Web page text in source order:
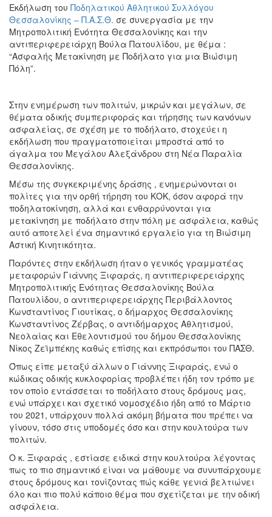
Εκδήλωση του Ποδηλατικού Αθλητικού Συλλόγου
Θεσσαλονίκης – Π.Α.Σ.Θ. σε συνεργασία με την
Μητροπολιτική Ενότητα Θεσσαλονίκης και την
αντιπεριφερειάρχη Βούλα Πατουλίδου, με θέμα :
“Ασφαλής Μετακίνηση με Ποδήλατο για μια Βιώσιμη
Πόλη”.
Στην ενημέρωση των πολιτών, μικρών και μεγάλων, σε
θέματα οδικής συμπεριφοράς και τήρησης των κανόνων
ασφαλείας, σε σχέση με το ποδήλατο, στοχεύει η
εκδήλωση που πραγματοποιείται μπροστά από το
άγαλμα του Μεγάλου Αλεξάνδρου στη Νέα Παραλία
Θεσσαλονίκης.
Μέσω της συγκεκριμένης δράσης , ενημερώνονται οι
πολίτες για την ορθή τήρηση του ΚΟΚ, όσον αφορά την
ποδηλατοκίνηση, αλλά και ενθαρρύνονται για
μετακίνηση με ποδήλατο στην πόλη με ασφάλεια, καθώς
αυτό αποτελεί ένα σημαντικό εργαλείο για τη Βιώσιμη
Αστική Κινητικότητα.
Παρόντες στην εκδήλωση ήταν ο γενικός γραμματέας
μεταφορών Γιάννης Ξιφαράς, η αντιπεριφερειάρχης
Μητροπολιτικής Ενότητας Θεσσαλονίκης Βούλα
Πατουλίδου, ο αντιπεριφερειάρχης Περιβάλλοντος
Κωνσταντίνος Γιουτίκας, ο δήμαρχος Θεσσαλονίκης
Κωνσταντίνος Ζέρβας, ο αντιδήμαρχος Αθλητισμού,
Νεολαίας και Εθελοντισμού του δήμου Θεσσαλονίκης
Νίκος Ζεϊμπέκης καθώς επίσης και εκπρόσωποι του ΠΑΣΘ.
Όπως είπε μεταξύ άλλων ο Γιάννης Ξιφαράς, ενώ ο
κώδικας οδικής κυκλοφορίας προβλέπει ήδη τον τρόπο με
τον οποίο εντάσσεται το ποδήλατο στους δρόμους μας,
ενώ υπάρχει και σχετικό νομοσχέδιο ήδη από το Μάρτιο
του 2021, υπάρχουν πολλά ακόμη βήματα που πρέπει να
γίνουν, τόσο στις υποδομές όσο και στην κουλτούρα των
πολιτών.
Ο κ. Ξιφαράς , εστίασε ειδικά στην κουλτούρα λέγοντας
πως το πιο σημαντικό είναι να μάθουμε να συνυπάρχουμε
στους δρόμους και τονίζοντας πώς κάθε γενιά βελτιώνει
όλο και πιο πολύ κάποιο θέμα που σχετίζεται με την οδική
ασφάλεια.